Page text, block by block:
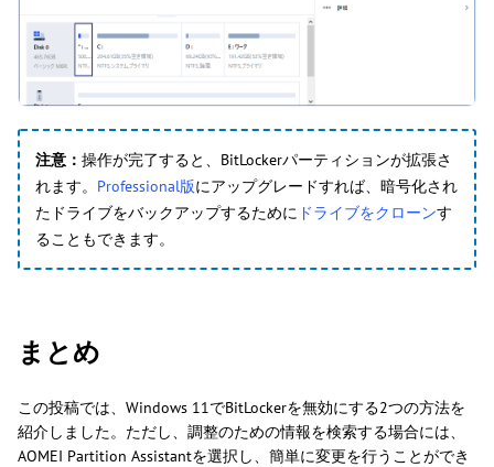
注意： 操作が完了すると、BitLockerパーティションが拡張さ
れます。 Professional版にアップグレードすれば、暗号化され
たドライブをバックアップするために ドライブをクローンす
ることもできます。
まとめ
この投稿では、Windows 11でBitLockerを無効にする2つの方法を
紹介しました。ただし、調整のための情報を検索する場合には、
AOMEI Partition Assistantを選択し、簡単に変更を行うことができ